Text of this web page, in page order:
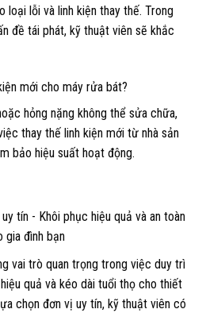
loại lỗi và linh kiện thay thế. Trong
đề tái phát, kỹ thuật viên sẽ khắc
mới cho máy rửa bát?
hỏng nặng không thể sửa chữa,
thay thế linh kiện mới từ nhà sản
bảo hiệu suất hoạt động.
vai trò quan trọng trong việc duy trì
quả và kéo dài tuổi thọ cho thiết
chọn đơn vị uy tín, kỹ thuật viên có